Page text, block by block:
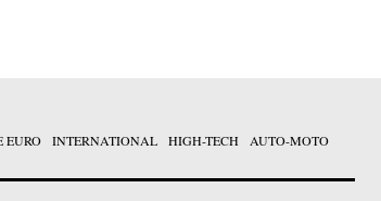
EURO INTERNATIONAL HIGH-TECH AUTO-MOTO